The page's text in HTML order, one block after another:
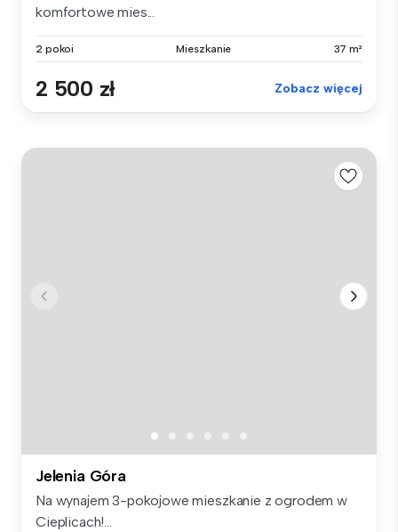
komfortowe mies...
2 pokoi Mieszkanie 37 m²
2 500 zł Zobacz więcej
Jelenia Góra
Na wynajem 3-pokojowe mieszkanie z ogrodem w
Cieplicach!...